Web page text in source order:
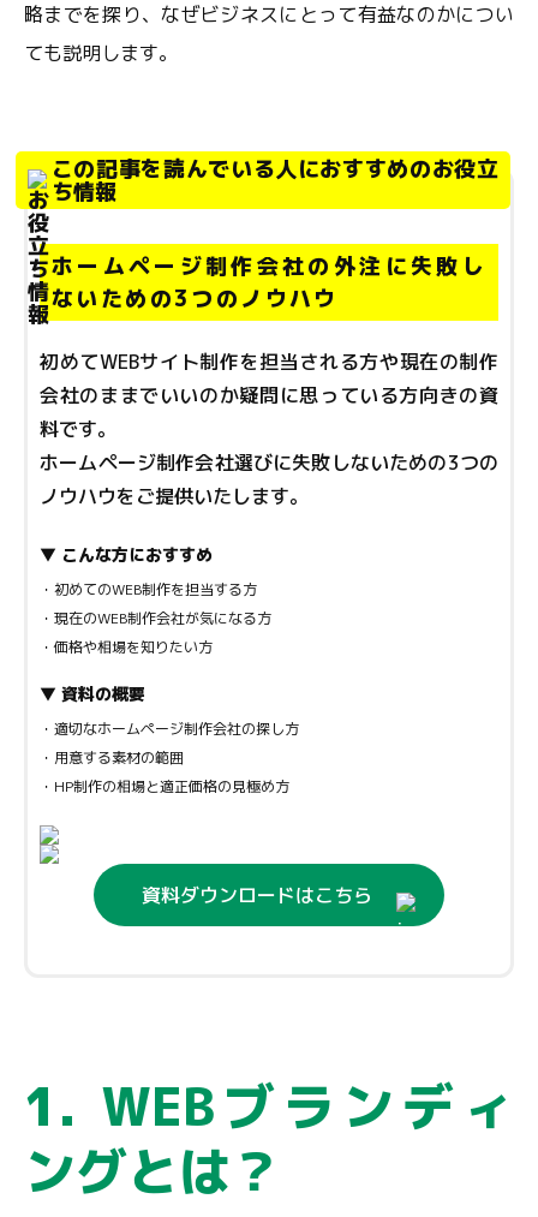
略までを探り、なぜビジネスにとって有益なのかについ
ても説明します。
この記事を読んでいる人におすすめのお役立
ち情報
ホームページ制作会社の外注に失敗し
ないための3つのノウハウ
初めてWEBサイト制作を担当される方や現在の制作
会社のままでいいのか疑問に思っている方向きの資
料です。
ホームページ制作会社選びに失敗しないための3つの
ノウハウをご提供いたします。
▼ こんな方におすすめ
・初めてのWEB制作を担当する方
・現在のWEB制作会社が気になる方
・価格や相場を知りたい方
▼ 資料の概要
・適切なホームページ制作会社の探し方
・用意する素材の範囲
・HP制作の相場と適正価格の見極め方
資料ダウンロードはこちら
1. WEBブランディ
ングとは？